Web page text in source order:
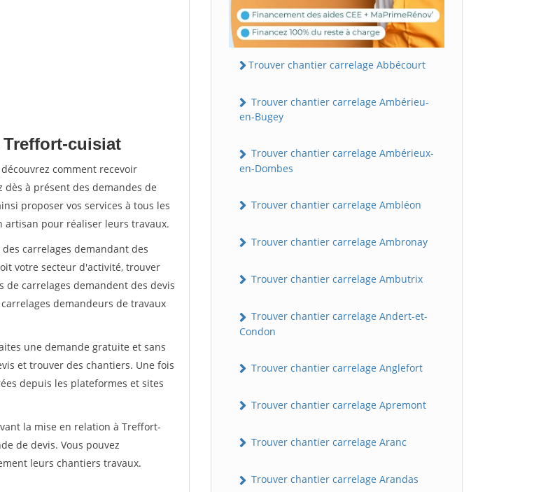
cuisiat
comment recevoir
à présent des demandes de
proposer vos services à tous les
artisan pour réaliser leurs travaux.
carrelages demandant des
votre secteur d'activité, trouver
de carrelages demandent des devis
demandeurs de travaux
une demande gratuite et sans
et trouver des chantiers. Une fois
depuis les plateformes et sites
la mise en relation à Treffort-
de devis. Vous pouvez
leurs chantiers travaux.
Trouver chantier carrelage Abbécourt
Trouver chantier carrelage Ambérieu-
en-Bugey
Trouver chantier carrelage Ambérieux-
en-Dombes
Trouver chantier carrelage Ambléon
Trouver chantier carrelage Ambronay
Trouver chantier carrelage Ambutrix
Trouver chantier carrelage Andert-et-
Condon
Trouver chantier carrelage Anglefort
Trouver chantier carrelage Apremont
Trouver chantier carrelage Aranc
Trouver chantier carrelage Arandas